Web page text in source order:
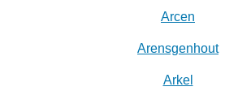
Arcen
Arensgenhout
Arkel